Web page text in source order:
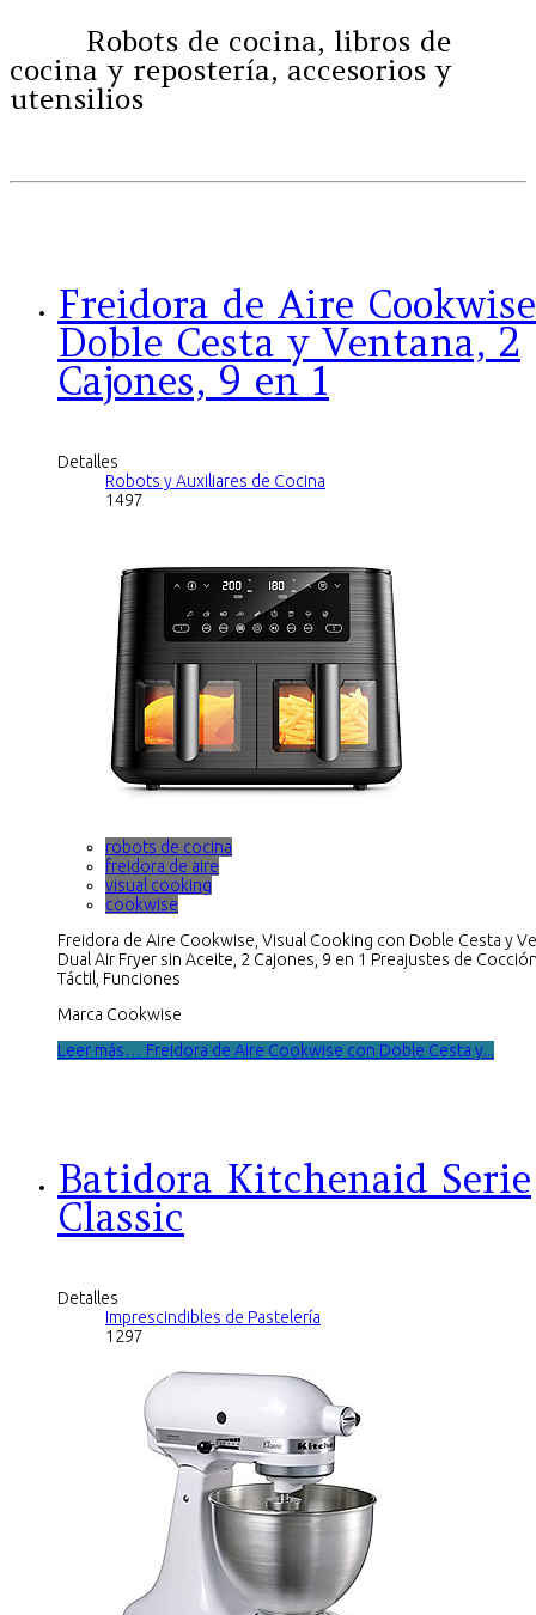
Robots de cocina, libros de
cocina y repostería, accesorios y
utensilios
Freidora de Aire
Doble Cesta y Ventana, 2
Cajones, 9 en 1
Detalles
Robots y Auxiliares de Cocina
1497
robots de cocina
freidora de aire
visual cooking
cookwise
Freidora de Aire Cookwise, Visual Cooking con Doble Cesta y
Dual Air Fryer sin Aceite, 2 Cajones, 9 en 1 Preajustes de
Táctil, Funciones
Marca Cookwise
Leer más… Freidora de Aire Cookwise con Doble Cesta y...
Batidora Kitchenaid Serie
Classic
Detalles
Imprescindibles de Pastelería
1297